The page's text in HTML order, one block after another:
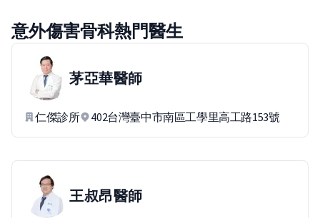
意外傷害骨科熱門醫生
茅亞華醫師
仁傑診所 402台灣臺中市南區工學里高工路153號
王叔昂醫師